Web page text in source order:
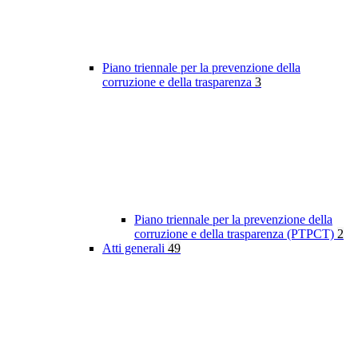
Piano triennale per la prevenzione della
corruzione e della trasparenza 3
Piano triennale per la prevenzione della
corruzione e della trasparenza (PTPCT) 2
Atti generali 49